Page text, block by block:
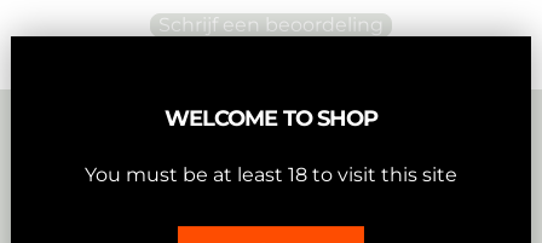
Schrijf een beoordeling
WELCOME TO SHOP
You must be at least 18 to visit this site